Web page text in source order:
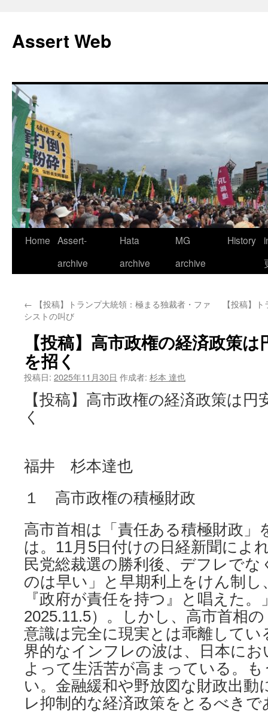
テ
ン
ス
キ
ッ
プ
Assert Web
Home Assert-
archive
Hata
archive
MG
archive
History
← 【投稿】トランプ大統領：極まる独裁者・ファ
シストの叫び
【投稿】
【投稿】高市政権の経済政策
を招く
投稿日: 2025年11月30日 作成者: 杉本 達也
【投稿】高市政権の経済政策は
く
福井 杉本達也
１ 高市政権の積極財政
高市首相は「責任ある積極財政」
は。11月5日付けの日経新聞によ
民党総裁選の勝利後、デフレで
のは早い」と早期利上をけん制
『政府が責任を持つ』と唱えた。
2025.11.5）。しかし、高市首相
意識は完全に現実とは乖離してい
界的なインフレの波は、日本に
よって生活苦が高まっている。
い。金融緩和や野放図な財政出動
レ抑制的な経済政策をとるべきで